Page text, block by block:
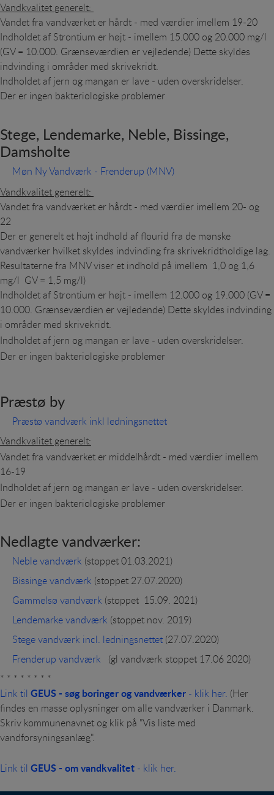
Vandkvalitet generelt:
Vandet fra vandværket er hårdt - med værdier imellem 19-20
Indholdet af Strontium er højt - imellem 15.000 og 20.000 mg/l
(GV = 10.000. Grænseværdien er vejledende) Dette skyldes
indvinding i områder med skrivekridt.
Indholdet af jern og mangan er lave - uden overskridelser.
Der er ingen bakteriologiske problemer
Stege, Lendemarke, Neble, Bissinge,
Damsholte
Møn Ny Vandværk - Frenderup (MNV)
Vandkvalitet generelt:
Vandet fra vandværket er hårdt - med værdier imellem 20- og
22
Der er generelt et højt indhold af flourid fra de mønske
vandværker hvilket skyldes indvinding fra skrivekridtholdige lag.
Resultaterne fra MNV viser et indhold på imellem 1,0 og 1,6
mg/l GV = 1,5 mg/l)
Indholdet af Strontium er højt - imellem 12.000 og 19.000 (GV =
10.000. Grænseværdien er vejledende) Dette skyldes indvinding
i områder med skrivekridt.
Indholdet af jern og mangan er lave - uden overskridelser.
Der er ingen bakteriologiske problemer
Præstø by
Præstø vandværk inkl ledningsnettet
Vandkvalitet generelt:
Vandet fra vandværket er middelhårdt - med værdier imellem
16-19
Indholdet af jern og mangan er lave - uden overskridelser.
Der er ingen bakteriologiske problemer
Nedlagte vandværker:
Neble vandværk (stoppet 01.03.2021)
Bissinge vandværk (stoppet 27.07.2020)
Gammelsø vandværk (stoppet 15.09. 2021)
Lendemarke vandværk (stoppet nov. 2019)
Stege vandværk incl. ledningsnettet (27.07.2020)
Frenderup vandværk
(gl vandværk stoppet 17.06 2020)
* * * * * * * *
Link til GEUS - søg boringer og vandværker - klik her. (Her
findes en masse oplysninger om alle vandværker i Danmark.
Skriv kommunenavnet og klik på "Vis liste med
vandforsyningsanlæg".
Link til GEUS - om vandkvalitet - klik her.